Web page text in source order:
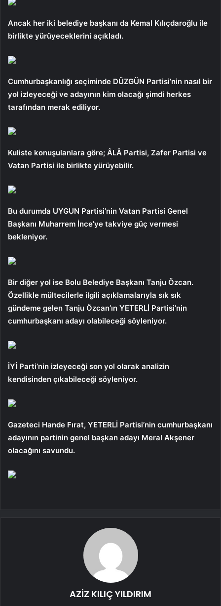
Ancak her iki belediye başkanı da Kemal Kılıçdaroğlu ile
birlikte yürüyeceklerini açıkladı.
Cumhurbaşkanlığı seçiminde DÜZGÜN Partisi’nin nasıl bir
yol izleyeceği ve adayının kim olacağı şimdi herkes
tarafından merak ediliyor.
Kuliste konuşulanlara göre; ÂLÂ Partisi, Zafer Partisi ve
Vatan Partisi ile birlikte yürüyebilir.
Bu durumda UYGUN Partisi’nin Vatan Partisi Genel
Başkanı Muharrem İnce’ye takviye güç vermesi
bekleniyor.
Bir diğer yol ise Bolu Belediye Başkanı Tanju Özcan.
Özellikle mültecilerle ilgili açıklamalarıyla sık sık
gündeme gelen Tanju Özcan’ın YETERLİ Partisi’nin
cumhurbaşkanı adayı olabileceği söyleniyor.
İYİ Parti’nin izleyeceği son yol olarak analizin
kendisinden çıkabileceği söyleniyor.
Gazeteci Hande Fırat, YETERLİ Partisi’nin cumhurbaşkanı
adayının partinin genel başkan adayı Meral Akşener
olacağını savundu.
AZİZ KILIÇ YILDIRIM